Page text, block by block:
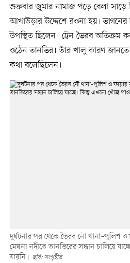
শুক্রবার জুমার নামাজ পড়ে বেলা সাড়ে
আখাউড়ার উদ্দেশে রওনা হয়। ভাগনের
উপস্থিত ছিলেন। ট্রেন ভৈরব
ওঠেন তানভির। তাঁর খালু কারণ জানতে
কথা বলেছিলেন।
দুর্ঘটনার পর থেকে ভৈরব নৌ থানা–পুলিশ ও
মেঘনা নদীতে তানভিরের সন্ধান চালিয়ে
যায়নি
ছবি: সংগৃহীত